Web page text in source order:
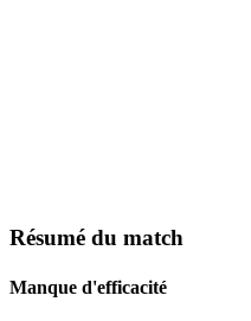
Résumé du match
Manque d'efficacité